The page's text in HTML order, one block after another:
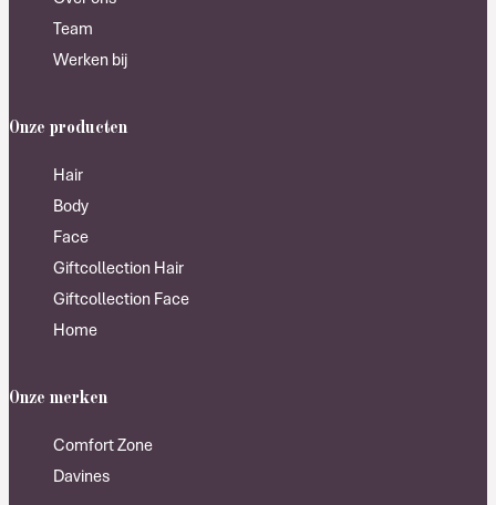
Team
Werken bij
Onze producten
Hair
Body
Face
Giftcollection Hair
Giftcollection Face
Home
Onze merken
Comfort Zone
Davines